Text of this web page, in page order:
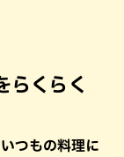
らくらく
つもの料理に